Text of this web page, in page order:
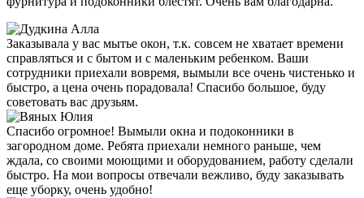
Заказывала у вас мытье окон, т.к. совсем не хватает времени
справляться и с бытом и с маленьким ребенком. Ваши
сотрудники приехали вовремя, вымыли все очень чистенько и
быстро, а цена очень порадовала! Спасибо большое, буду
советовать вас друзьям.
Спасибо огромное! Вымыли окна и подоконники в
загородном доме. Ребята приехали немного раньше, чем
ждала, со своими моющими и оборудованием, работу сделали
быстро. На мои вопросы отвечали вежливо, буду заказывать
еще уборку, очень удобно!